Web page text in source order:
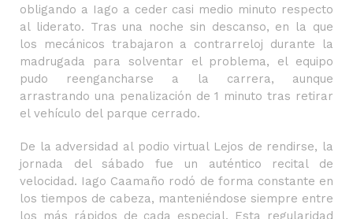
obligando a Iago a ceder casi medio minuto respecto
al liderato. Tras una noche sin descanso, en la que
los mecánicos trabajaron a contrarreloj durante la
madrugada para solventar el problema, el equipo
pudo reengancharse a la carrera, aunque
arrastrando una penalización de 1 minuto tras retirar
el vehículo del parque cerrado.
De la adversidad al podio virtual Lejos de rendirse, la
jornada del sábado fue un auténtico recital de
velocidad. Iago Caamaño rodó de forma constante en
los tiempos de cabeza, manteniéndose siempre entre
los más rápidos de cada especial. Esta regularidad